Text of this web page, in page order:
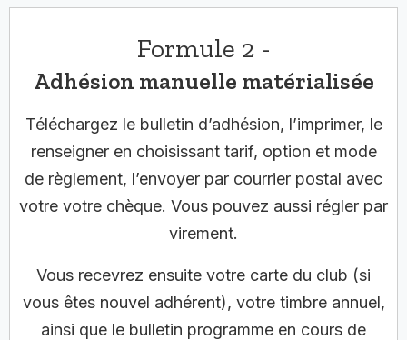
Formule 2 -
Adhésion manuelle matérialisée
Téléchargez le bulletin d’adhésion, l’imprimer, le
renseigner en choisissant tarif, option et mode
de règlement, l’envoyer par courrier postal avec
votre votre chèque. Vous pouvez aussi régler par
virement.
Vous recevrez ensuite votre carte du club (si
vous êtes nouvel adhérent), votre timbre annuel,
ainsi que le bulletin programme en cours de